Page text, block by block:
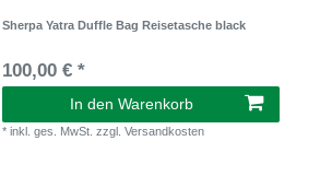
Sherpa Yatra Duffle Bag Reisetasche black
100,00 € *
In den Warenkorb
*inkl. ges. MwSt. zzgl.Versandkosten